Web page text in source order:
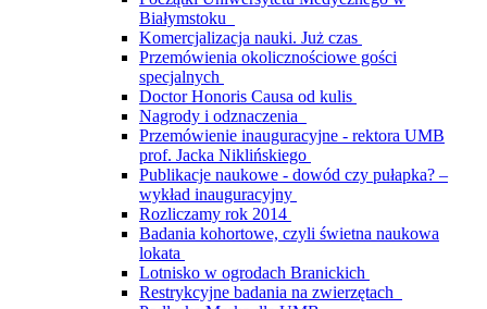
Białymstoku
Komercjalizacja nauki. Już czas
Przemówienia okolicznościowe gości
specjalnych
Doctor Honoris Causa od kulis
Nagrody i odznaczenia
Przemówienie inauguracyjne - rektora UMB
prof. Jacka Niklińskiego
Publikacje naukowe - dowód czy pułapka? –
wykład inauguracyjny
Rozliczamy rok 2014
Badania kohortowe, czyli świetna naukowa
lokata
Lotnisko w ogrodach Branickich
Restrykcyjne badania na zwierzętach